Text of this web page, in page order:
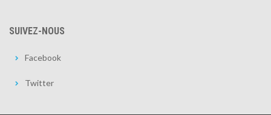
SUIVEZ-NOUS
Facebook
Twitter